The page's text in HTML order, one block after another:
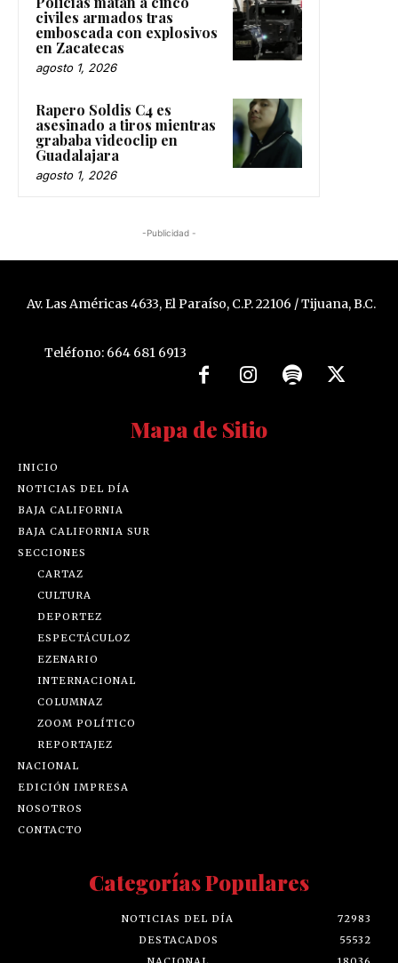
Policías matan a cinco
civiles armados tras
emboscada con explosivos
en Zacatecas
agosto 1, 2026
Rapero Soldis C4 es
asesinado a tiros mientras
grababa videoclip en
Guadalajara
agosto 1, 2026
Av. Las Américas 4633, El Paraíso, C.P. 22106 / Tijuana, B.C.
Teléfono: 664 681 6913
Mapa de Sitio
BAJA CALIFORNIA
BAJA CALIFORNIA SUR
REPORTAJEZ
Categorías Populares